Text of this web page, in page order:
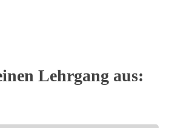
Lehrgang aus: